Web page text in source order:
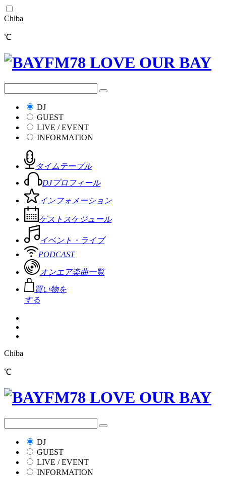
Chiba
℃
DJ
GUEST
LIVE / EVENT
INFORMATION
タイムテーブル
DJプロフィール
インフォメーション
ゲストスケジュール
イベント・ライブ
PODCAST
オンエア楽曲一覧
買い物を
する
Chiba
℃
DJ
GUEST
LIVE / EVENT
INFORMATION